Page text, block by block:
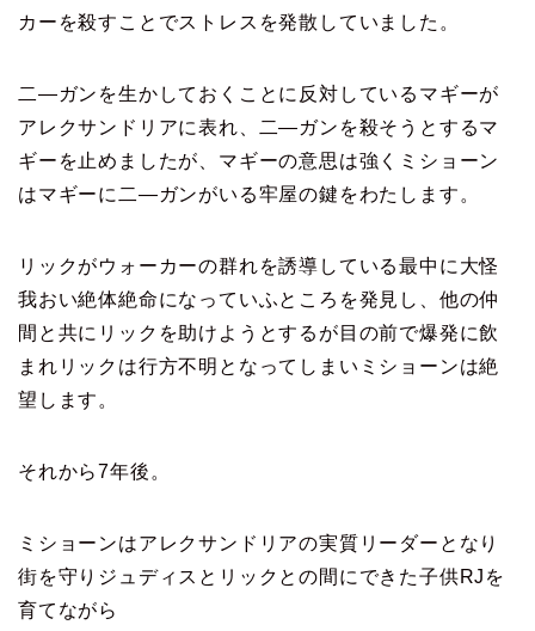
カーを殺すことでストレスを発散していました。
二―ガンを生かしておくことに反対しているマギーが
アレクサンドリアに表れ、二―ガンを殺そうとするマ
ギーを止めましたが、マギーの意思は強くミショーン
はマギーに二―ガンがいる牢屋の鍵をわたします。
リックがウォーカーの群れを誘導している最中に大怪
我おい絶体絶命になっていふところを発見し、他の仲
間と共にリックを助けようとするが目の前で爆発に飲
まれリックは行方不明となってしまいミショーンは絶
望します。
それから7年後。
ミショーンはアレクサンドリアの実質リーダーとなり
街を守りジュディスとリックとの間にできた子供RJを
育てながら